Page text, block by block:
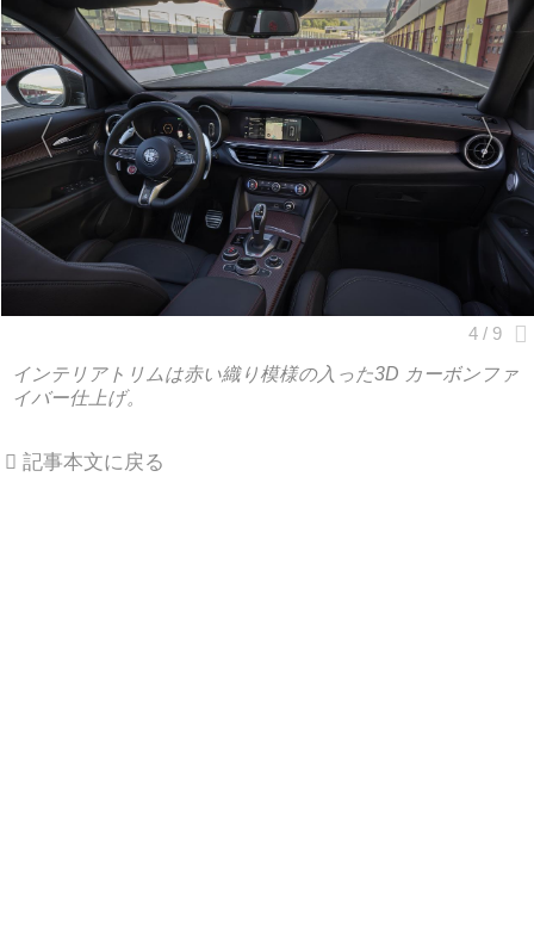
インテリアトリムは赤い織り模様の入った3D カーボンファ
イバー仕上げ。
記事本文に戻る